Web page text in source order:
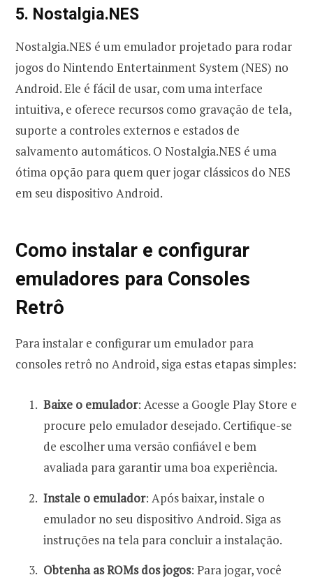
5. Nostalgia.NES
Nostalgia.NES é um emulador projetado para rodar
jogos do Nintendo Entertainment System (NES) no
Android. Ele é fácil de usar, com uma interface
intuitiva, e oferece recursos como gravação de tela,
suporte a controles externos e estados de
salvamento automáticos. O Nostalgia.NES é uma
ótima opção para quem quer jogar clássicos do NES
em seu dispositivo Android.
Como instalar e configurar
emuladores para Consoles
Retrô
Para instalar e configurar um emulador para
consoles retrô no Android, siga estas etapas simples:
Baixe o emulador: Acesse a Google Play Store e
procure pelo emulador desejado. Certifique-se
de escolher uma versão confiável e bem
avaliada para garantir uma boa experiência.
Instale o emulador: Após baixar, instale o
emulador no seu dispositivo Android. Siga as
instruções na tela para concluir a instalação.
Obtenha as ROMs dos jogos: Para jogar, você